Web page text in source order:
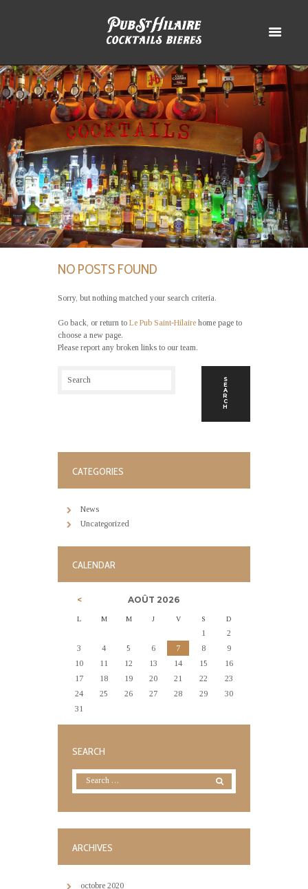
NO POSTS FOUND
Sorry, but nothing matched your search criteria.
Go back, or return to Le Pub Saint-Hilaire home page to
choose a new page.
Please report any broken links to our team.
CATEGORIES
News
Uncategorized
CALENDAR
AOÛT 2026
L M M J V S D
1
2
3
4 5 6 7 8
9
10
11 12 13 14 15
16
17
18 19 20 21 22
23
24
25 26 27 28 29
30
31
SEARCH
ARCHIVES
octobre 2020